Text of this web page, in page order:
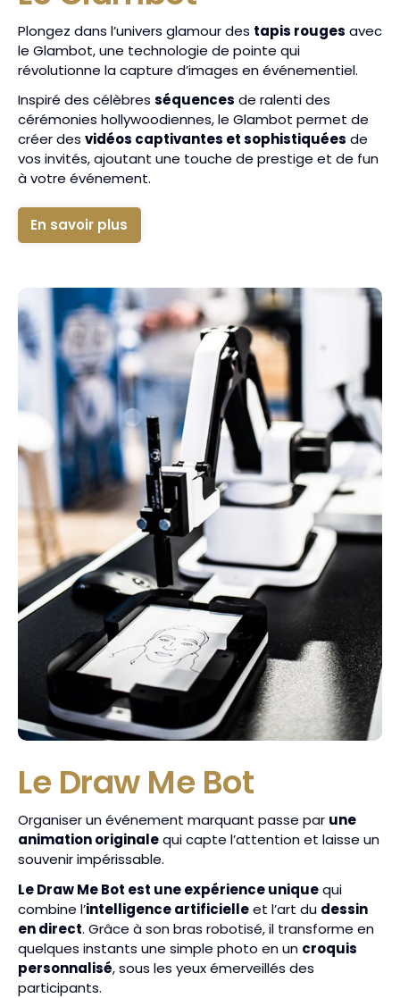
Plongez dans l’univers glamour des tapis rouges avec
le Glambot, une technologie de pointe qui
révolutionne la capture d’images en événementiel.
Inspiré des célèbres séquences de ralenti des
cérémonies hollywoodiennes, le Glambot permet de
créer des vidéos captivantes et sophistiquées de
vos invités, ajoutant une touche de prestige et de fun
à votre événement.
En savoir plus
Le Draw Me Bot
Organiser un événement marquant passe par une
animation originalequi capte l’attention et laisse un
souvenir impérissable.
Le Draw Me Bot est une expérience uniquequi
combine l’intelligence artificielleet l’art du dessin
en direct. Grâce à son bras robotisé, il transforme en
quelques instants une simple photo en un croquis
personnalisé, sous les yeux émerveillés des
participants.